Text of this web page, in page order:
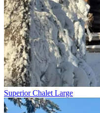
Superior Chalet Large